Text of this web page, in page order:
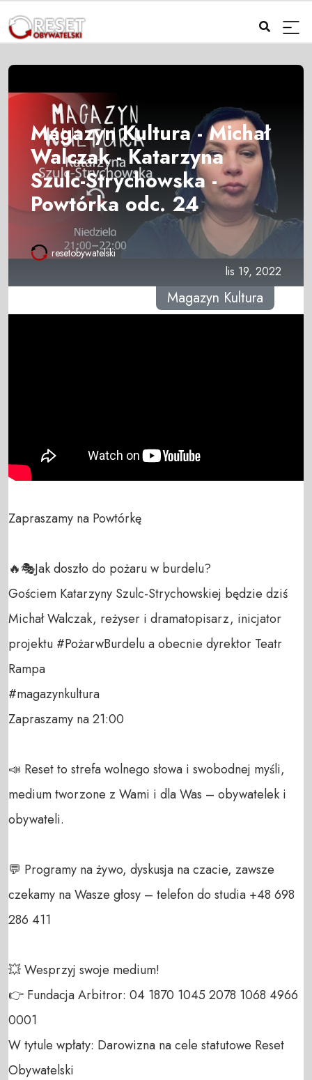
Magazyn Kultura - Michał
Walczak - Katarzyna
Szulc-Strychowska -
Powtórka odc. 24
resetobywatelski
lis 19, 2022
Magazyn Kultura
Zapraszamy na Powtórkę
🔥🎭Jak doszło do pożaru w burdelu?
Gościem Katarzyny Szulc-Strychowskiej będzie dziś
Michał Walczak, reżyser i dramatopisarz, inicjator
projektu #PożarwBurdelu a obecnie dyrektor Teatr
Rampa
#magazynkultura
Zapraszamy na 21:00
📣 Reset to strefa wolnego słowa i swobodnej myśli,
medium tworzone z Wami i dla Was – obywatelek i
obywateli.
💬 Programy na żywo, dyskusja na czacie, zawsze
czekamy na Wasze głosy – telefon do studia +48 698
286 411
💥 Wesprzyj swoje medium!
👉 Fundacja Arbitror: 04 1870 1045 2078 1068 4966
0001
W tytule wpłaty: Darowizna na cele statutowe Reset
Obywatelski